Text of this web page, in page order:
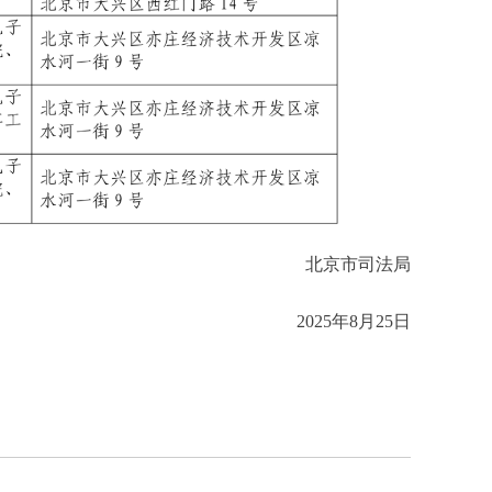
北京市司法局
2025年8月25日